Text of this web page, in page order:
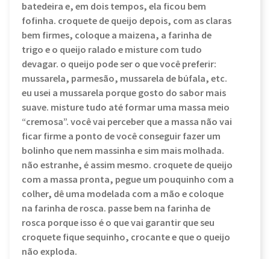
batedeira e, em dois tempos, ela ficou bem
fofinha. croquete de queijo depois, com as claras
bem firmes, coloque a maizena, a farinha de
trigo e o queijo ralado e misture com tudo
devagar. o queijo pode ser o que você preferir:
mussarela, parmesão, mussarela de búfala, etc.
eu usei a mussarela porque gosto do sabor mais
suave. misture tudo até formar uma massa meio
“cremosa”. você vai perceber que a massa não vai
ficar firme a ponto de você conseguir fazer um
bolinho que nem massinha e sim mais molhada.
não estranhe, é assim mesmo. croquete de queijo
com a massa pronta, pegue um pouquinho com a
colher, dê uma modelada com a mão e coloque
na farinha de rosca. passe bem na farinha de
rosca porque isso é o que vai garantir que seu
croquete fique sequinho, crocante e que o queijo
não exploda.